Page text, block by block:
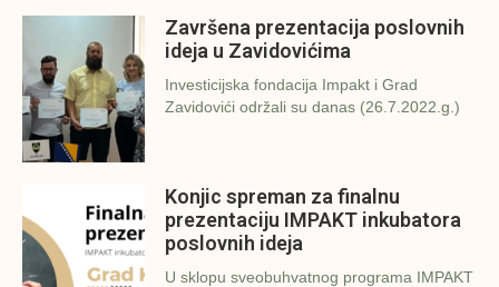
Završena prezentacija poslovnih
ideja u Zavidovićima
Investicijska fondacija Impakt i Grad
Zavidovići održali su danas (26.7.2022.g.)
Konjic spreman za finalnu
prezentaciju IMPAKT inkubatora
poslovnih ideja
U sklopu sveobuhvatnog programa IMPAKT